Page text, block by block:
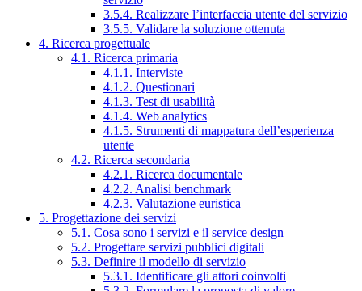
3.5.4. Realizzare l’interfaccia utente del servizio
3.5.5. Validare la soluzione ottenuta
4. Ricerca progettuale
4.1. Ricerca primaria
4.1.1. Interviste
4.1.2. Questionari
4.1.3. Test di usabilità
4.1.4. Web analytics
4.1.5. Strumenti di mappatura dell’esperienza
utente
4.2. Ricerca secondaria
4.2.1. Ricerca documentale
4.2.2. Analisi benchmark
4.2.3. Valutazione euristica
5. Progettazione dei servizi
5.1. Cosa sono i servizi e il service design
5.2. Progettare servizi pubblici digitali
5.3. Definire il modello di servizio
5.3.1. Identificare gli attori coinvolti